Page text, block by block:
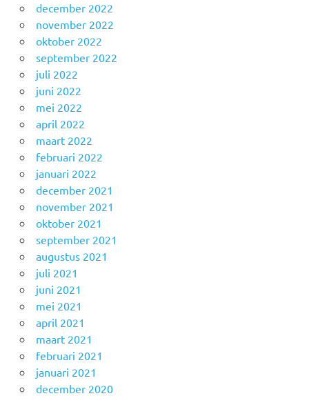
december 2022
november 2022
oktober 2022
september 2022
juli 2022
juni 2022
mei 2022
april 2022
maart 2022
februari 2022
januari 2022
december 2021
november 2021
oktober 2021
september 2021
augustus 2021
juli 2021
juni 2021
mei 2021
april 2021
maart 2021
februari 2021
januari 2021
december 2020